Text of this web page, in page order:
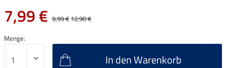
7,99 € 9,99 €12,90 €
Menge:
In den Warenkorb